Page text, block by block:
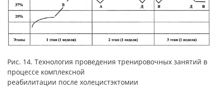
Рис. 14. Технология проведения тренировочных занятий в
процессе комплексной
реабилитации после холецистэктомии